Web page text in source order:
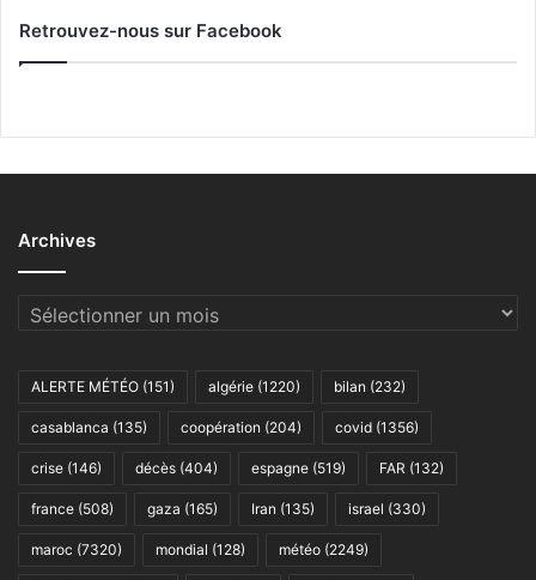
Retrouvez-nous sur Facebook
Archives
Archives
ALERTE MÉTÉO (151) algérie (1220) bilan (232)
casablanca (135) coopération (204) covid (1356)
crise (146) décès (404) espagne (519) FAR (132)
france (508) gaza (165) Iran (135) israel (330)
maroc (7320) mondial (128) météo (2249)